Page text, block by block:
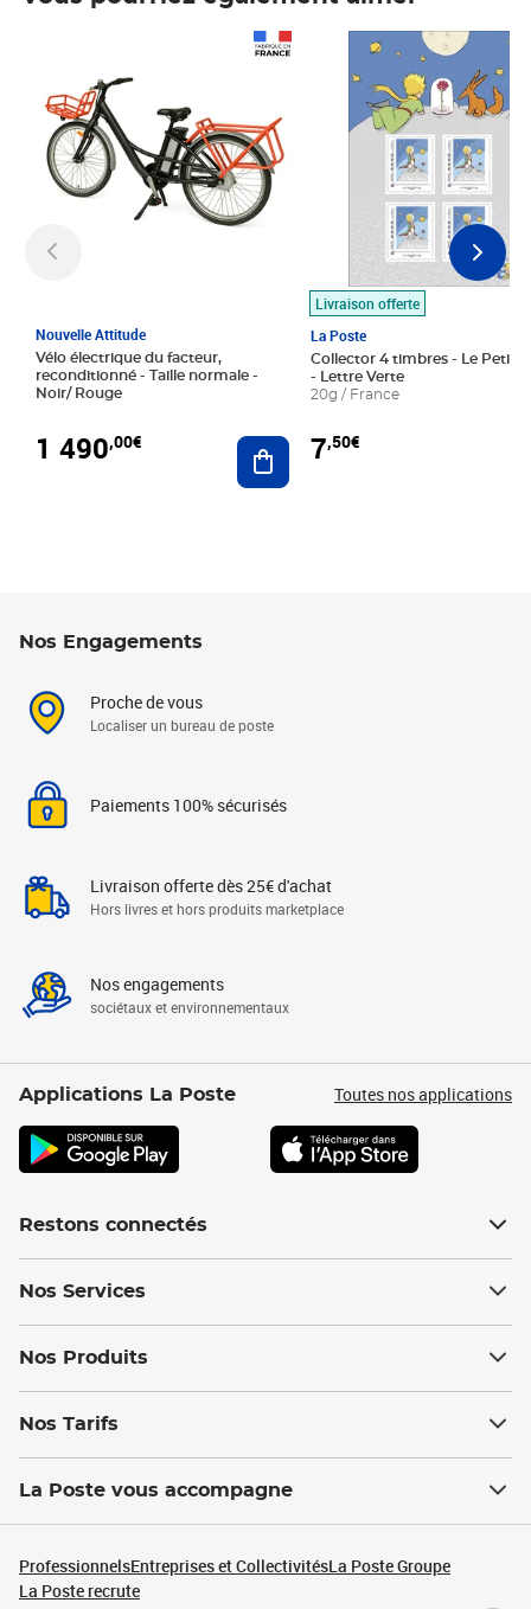
Nouvelle Attitude
Vélo électrique du facteur,
reconditionné - Taille normale -
Noir/ Rouge
1 490,00€ Ajouter au panier
Livraison offerte
La Poste
Collector 4 timbres - Le Petit
- Lettre Verte
20g / France
7,50€
Prix 7,50€
Nos Engagements
Proche de vous
Localiser un bureau de poste
Paiements 100% sécurisés
Livraison offerte dès 25€ d'achat
Hors livres et hors produits marketplace
Nos engagements
sociétaux et environnementaux
Applications La Poste Toutes nos applications
Restons connectés
Nos Services
Nos Produits
Nos Tarifs
La Poste vous accompagne
ProfessionnelsEntreprises et CollectivitésLa Poste Groupe
La Poste recrute